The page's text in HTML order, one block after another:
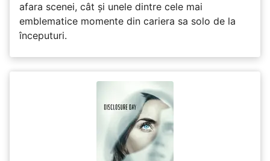
afara scenei, cât și unele dintre cele mai
emblematice momente din cariera sa solo de la
începuturi.